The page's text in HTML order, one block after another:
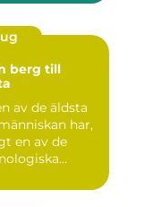
av de äldsta
har,
en av de